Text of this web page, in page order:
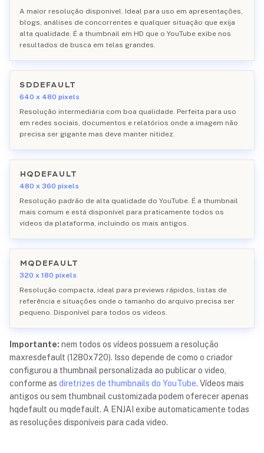
A maior resolução disponivel. Ideal para uso em apresentações,
blogs, análises de concorrentes e qualquer situação que exija
alta qualidade. É a thumbnail em HD que o YouTube exibe nos
resultados de busca em telas grandes.
SDDEFAULT
640 x 480 pixels
Resolução intermediária com boa qualidade. Perfeita para uso
em redes sociais, documentos e relatórios onde a imagem não
precisa ser gigante mas deve manter nitidez.
HQDEFAULT
480 x 360 pixels
Resolução padrão de alta qualidade do YouTube. É a thumbnail
mais comum e está disponível para praticamente todos os
vídeos da plataforma, incluindo os mais antigos.
MQDEFAULT
320 x 180 pixels
Resolução compacta, ideal para previews rápidos, listas de
referência e situações onde o tamanho do arquivo precisa ser
pequeno. Disponível para todos os videos.
Importante: nem todos os vídeos possuem a resolução
maxresdefault (1280x720). Isso depende de como o criador
configurou a thumbnail personalizada ao publicar o video,
conforme as diretrizes de thumbnails do YouTube. Vídeos mais
antigos ou sem thumbnail customizada podem oferecer apenas
hqdefault ou mqdefault. A ENJAI exibe automaticamente todas
as resoluções disponíveis para cada video.